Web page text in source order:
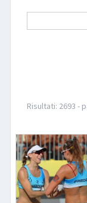
Risultati: 2693 -